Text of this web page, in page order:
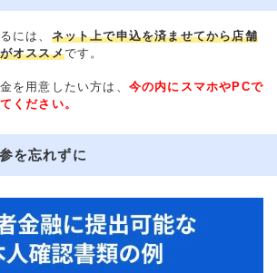
には、 ネット上で申込を済ませてから店舗
オススメです。
を用意したい方は、 今の内にスマホやPCで
ください。
を忘れずに